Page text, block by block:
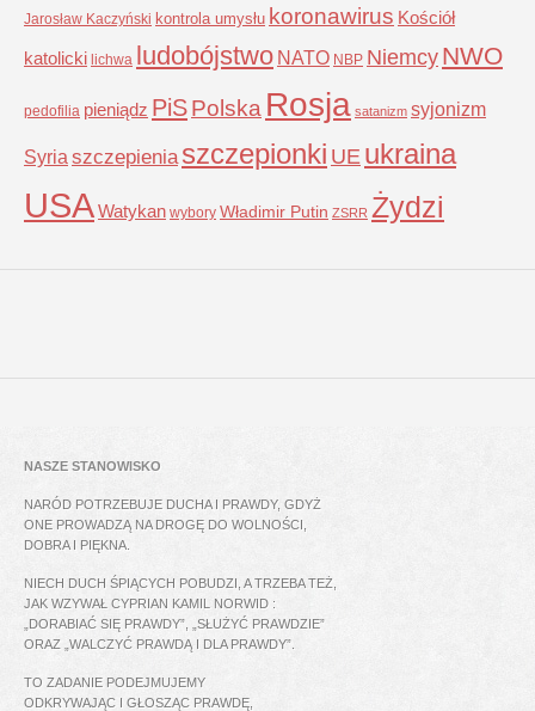
Jarosław Kaczyński kontrola umysłu koronawirus Kościół
katolicki lichwa ludobójstwo NATO NBP NiemcyNWO
pedofilia pieniądz PiSPolska Rosja satanizm syjonizm
Syria szczepienia szczepionki UE ukraina
USAWatykan wybory Władimir Putin ZSRR Żydzi
NASZE STANOWISKO
NARÓD POTRZEBUJE DUCHA I PRAWDY, GDYŻ
ONE PROWADZĄ NA DROGĘ DO WOLNOŚCI,
DOBRA I PIĘKNA.
NIECH DUCH ŚPIĄCYCH POBUDZI, A TRZEBA TEŻ,
JAK WZYWAŁ CYPRIAN KAMIL NORWID :
„DORABIAĆ SIĘ PRAWDY”, „SŁUŻYĆ PRAWDZIE”
ORAZ „WALCZYĆ PRAWDĄ I DLA PRAWDY”.
TO ZADANIE PODEJMUJEMY
ODKRYWAJĄC I GŁOSZĄC PRAWDĘ,